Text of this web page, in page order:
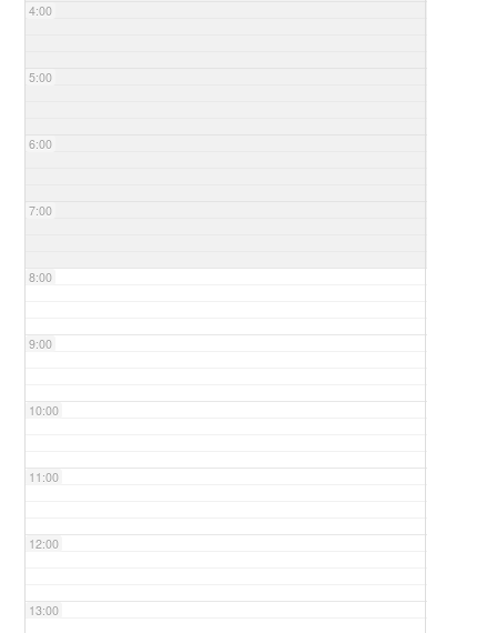
4:00
5:00
6:00
7:00
8:00
9:00
10:00
11:00
12:00
13:00